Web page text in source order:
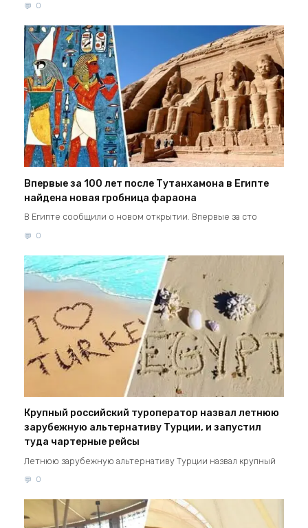
0
Впервые за 100 лет после Тутанхамона в Египте
найдена новая гробница фараона
В Египте сообщили о новом открытии. Впервые за сто
0
Крупный российский туроператор назвал летнюю
зарубежную альтернативу Турции, и запустил
туда чартерные рейсы
Летнюю зарубежную альтернативу Турции назвал крупный
0